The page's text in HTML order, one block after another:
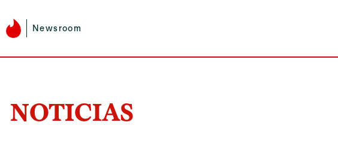
Newsroom
NOTICIAS